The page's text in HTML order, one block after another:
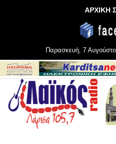
ΑΡΧΙΚΗ
Παρασκευή, 7